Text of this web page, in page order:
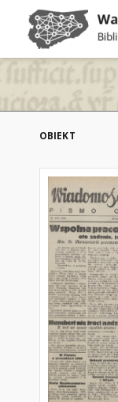
OBIEKT